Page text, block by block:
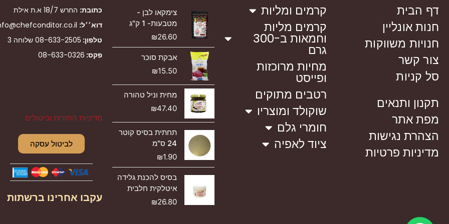
דף הבית
חנות אונליין
חנויות משווקות
צור קשר
סל קניות
תקנון ותנאים
מפת אתר
הצהרת נגישות
מדיניות פרטיות
קרמים ומליות
קרמים מליות
וחמאות ב-300
גרם
מחיות מרוכזות
ופייסט
רטבים מתוקים
שוקולד ומוצריו
חומרי גלם
ציוד לאפיה
צימקאו לבן -
מטבעות- 1 ק"ג
₪26.60
אבקת סוכר
₪15.50
מחית וניל טהורה
₪47.40
תחתית בסיס קוטר
24 ס"מ
₪1.90
בסיס להכנת גלידה
איטלקית חלבית
₪26.80
כתובת: החרש 18/7 א.ת אילת
דוא׳׳ל:
טלפון: 08-633-2505 שלוחה 3
פקס: 08-633-0326
מדיניות החזרות וביטולים
לביטול עסקה
עקבו אחרינו ברשתות